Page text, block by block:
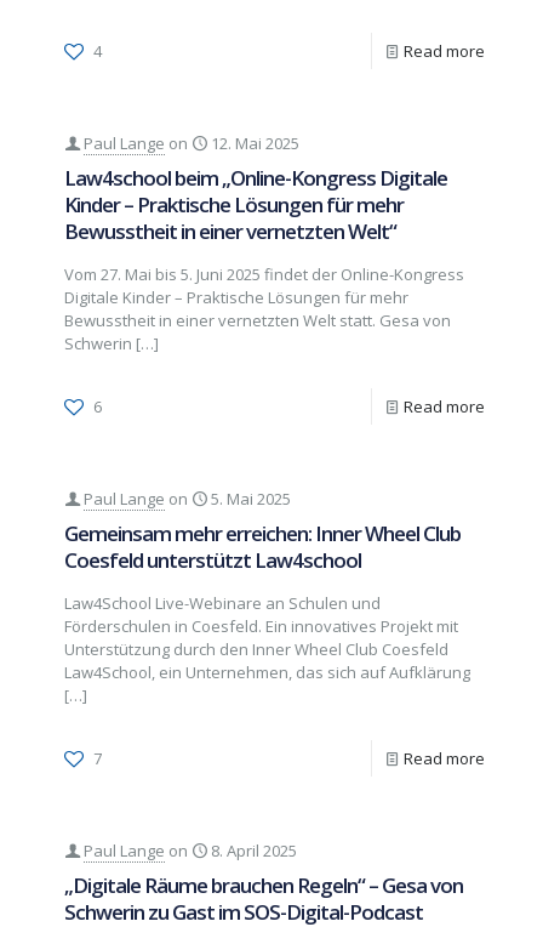
4 Read more
Paul Lange on 12. Mai 2025
Law4school beim „Online-Kongress Digitale
Kinder – Praktische Lösungen für mehr
Bewusstheit in einer vernetzten Welt“
Vom 27. Mai bis 5. Juni 2025 findet der Online-Kongress
Digitale Kinder – Praktische Lösungen für mehr
Bewusstheit in einer vernetzten Welt statt. Gesa von
Schwerin […]
6 Read more
Paul Lange on 5. Mai 2025
Gemeinsam mehr erreichen: Inner Wheel Club
Coesfeld unterstützt Law4school
Law4School Live-Webinare an Schulen und
Förderschulen in Coesfeld. Ein innovatives Projekt mit
Unterstützung durch den Inner Wheel Club Coesfeld
Law4School, ein Unternehmen, das sich auf Aufklärung
[…]
7 Read more
Paul Lange on 8. April 2025
„Digitale Räume brauchen Regeln“ – Gesa von
Schwerin zu Gast im SOS-Digital-Podcast